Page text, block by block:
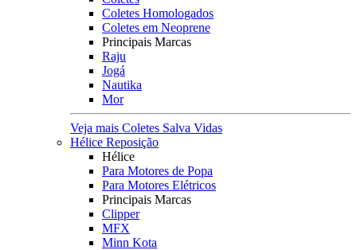
Coletes Homologados
Coletes em Neoprene
Principais Marcas
Raju
Jogá
Nautika
Mor
Veja mais Coletes Salva Vidas
Hélice Reposição
Hélice
Para Motores de Popa
Para Motores Elétricos
Principais Marcas
Clipper
MFX
Minn Kota